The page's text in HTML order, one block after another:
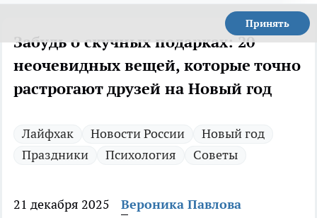
Принять
Забудь о скучных подарках: 20
неочевидных вещей, которые точно
растрогают друзей на Новый год
Лайфхак Новости России
Новый год
Праздники
Психология Советы
21 декабря 2025
Вероника Павлова